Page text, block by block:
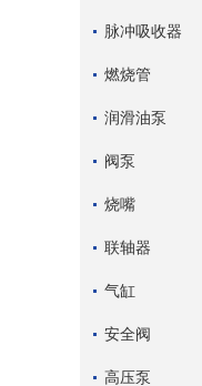
脉冲吸收器
燃烧管
润滑油泵
阀泵
烧嘴
联轴器
气缸
安全阀
高压泵